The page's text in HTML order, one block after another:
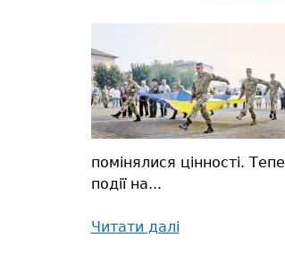
помінялися цінності.
події на...
Читати далі